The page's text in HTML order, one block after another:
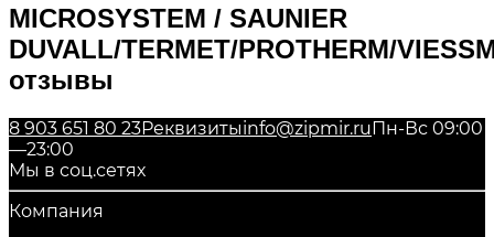
MICROSYSTEM / SAUNIER
DUVALL/TERMET/PROTHERM/
отзывы
8 903 651 80 23Реквизитыinfo@zipmir.ruПн-Вс 09:00
—23:00
Мы в соц.сетях
Компания